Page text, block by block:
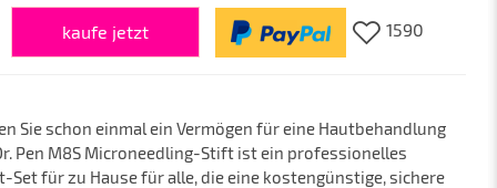
kaufe jetzt 1590
Sie schon einmal ein Vermögen für eine Hautbehandlung
Pen M8S Microneedling-Stift ist ein professionelles
für zu Hause für alle, die eine kostengünstige, sichere